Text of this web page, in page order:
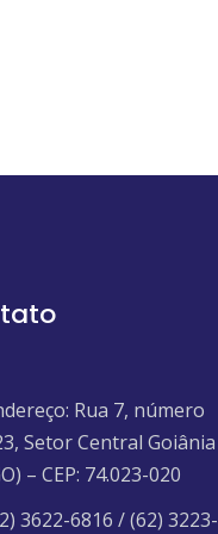
Rua 7, número
Setor Central Goiânia
– CEP: 74.023-020
3622-6816 / (62) 3223-